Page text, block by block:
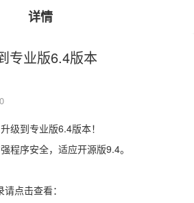
详情
专业版6.4版本
级到专业版6.4版本！
程序安全，适应开源版9.4。
点击查看：